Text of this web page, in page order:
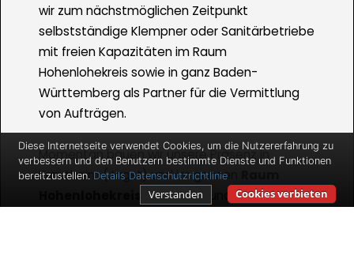
wir zum nächstmöglichen Zeitpunkt
selbstständige Klempner oder Sanitärbetriebe
mit freien Kapazitäten im Raum
Hohenlohekreis sowie in ganz Baden-
Württemberg als Partner für die Vermittlung
von Aufträgen.
Momentan bauen wir unsere Präsenz in
Krautheim (Jagst) und im ganzen
weiter aus und benötigen
Diese Internetseite verwendet Cookies, um die Nutzererfahrung zu
verbessern und den Benutzern bestimmte Dienste und Funktionen
bereitzustellen. Details Datenschutzrichtlinie
Cookies verbieten
Verstanden